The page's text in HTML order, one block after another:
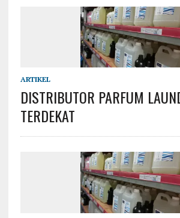
ARTIKEL
DISTRIBUTOR PARFUM
TERDEKAT